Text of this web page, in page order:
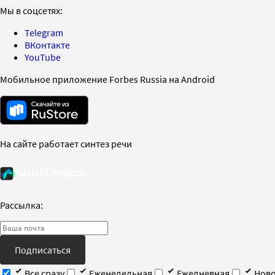
Мы в соцсетях:
Telegram
ВКонтакте
YouTube
Мобильное приложение Forbes Russia на Android
На сайте работает синтез речи
Рассылка:
Подписаться